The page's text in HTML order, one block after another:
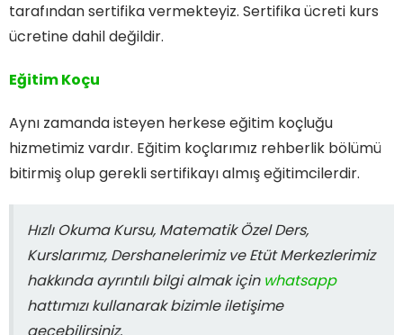
tarafından sertifika vermekteyiz. Sertifika ücreti kurs
ücretine dahil değildir.
Eğitim Koçu
Aynı zamanda isteyen herkese eğitim koçluğu
hizmetimiz vardır. Eğitim koçlarımız rehberlik bölümü
bitirmiş olup gerekli sertifikayı almış eğitimcilerdir.
Hızlı Okuma Kursu, Matematik Özel Ders,
Kurslarımız, Dershanelerimiz ve Etüt Merkezlerimiz
hakkında ayrıntılı bilgi almak için whatsapp
hattımızı kullanarak bizimle iletişime